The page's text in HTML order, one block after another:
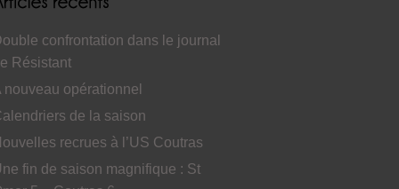
confrontation dans le journal
Le Résistant
nouveau opérationnel
de la saison
recrues à l’US Coutras
fin de saison magnifique : St